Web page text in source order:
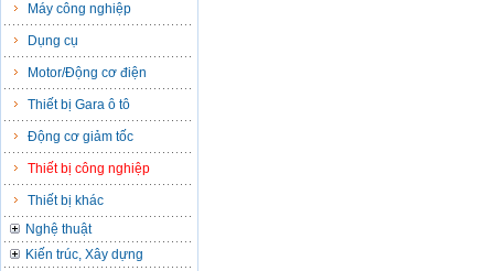
Máy công nghiệp
Dụng cụ
Motor/Động cơ điện
Thiết bị Gara ô tô
Động cơ giảm tốc
Thiết bị công nghiệp
Thiết bị khác
Nghệ thuật
Kiến trúc, Xây dựng